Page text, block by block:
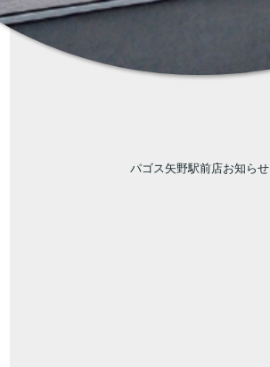
パゴス矢野駅前店お知らせ